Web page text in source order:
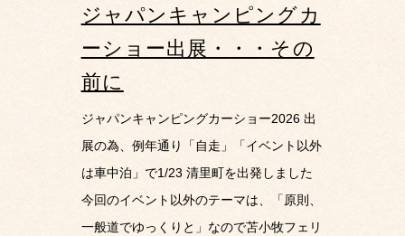
ジャパンキャンピングカ
ーショー出展・・・その
前に
ジャパンキャンピングカーショー2026 出
展の為、例年通り「自走」「イベント以外
は車中泊」で1/23 清里町を出発しました
今回のイベント以外のテーマは、「原則、
一般道でゆっくりと」なので苫小牧フェリ